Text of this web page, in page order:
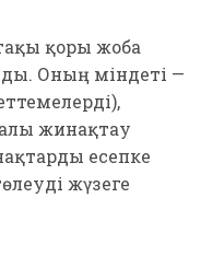
қоры жоба
Оның міндеті —
жинақтау
есепке
жүзеге